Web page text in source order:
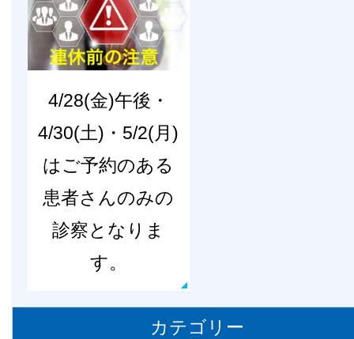
4/28(金)午後・
4/30(土)・5/2(月)
はご予約のある
患者さんのみの
診察となりま
す。
カテゴリー